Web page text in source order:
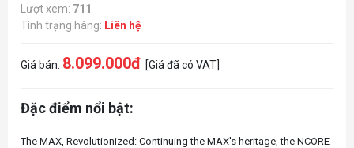
Lượt xem: 711
Tình trạng hàng: Liên hệ
Giá bán: 8.099.000đ [Giá đã có VAT]
Đặc điểm nổi bật:
The MAX, Revolutionized: Continuing the MAX's heritage, the NCORE